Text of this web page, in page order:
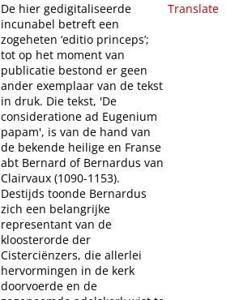
De hier gedigitaliseerde
incunabel betreft een
zogeheten ‘editio princeps’;
tot op het moment van
publicatie bestond er geen
ander exemplaar van de tekst
in druk. Die tekst, 'De
consideratione ad Eugenium
papam', is van de hand van
de bekende heilige en Franse
abt Bernard of Bernardus van
Clairvaux (1090-1153).
Destijds toonde Bernardus
zich een belangrijke
representant van de
kloosterorde der
Cisterciënzers, die allerlei
hervormingen in de kerk
doorvoerde en de
Translate